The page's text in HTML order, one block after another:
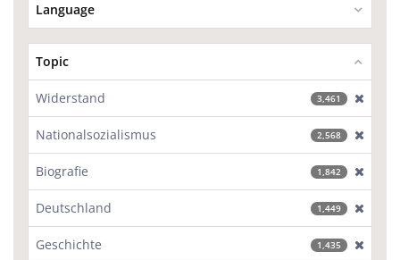
Language
Topic
Widerstand 3,461
Nationalsozialismus 2,568
Biografie 1,842
Deutschland 1,449
Geschichte 1,435